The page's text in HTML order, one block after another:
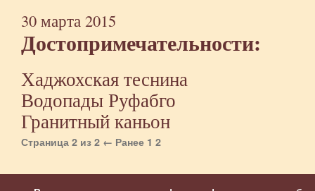
30 марта 2015
Достопримечательности:
Хаджохская теснина
Водопады Руфабго
Гранитный каньон
Страница 2 из 2 ← Ранее 1 2